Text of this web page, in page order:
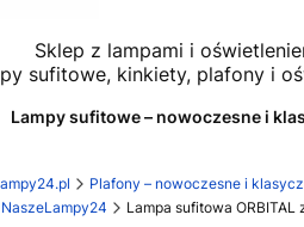
Sklep z lampami i
sufitowe, kinkiety, plafony i
Lampy sufitowe – nowoczesne i
Plafony – nowoczesne i
Lampa sufitowa